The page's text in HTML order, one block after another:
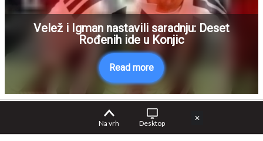
Velež i Igman nastavili saradnju: Deset
Rođenih ide u Konjic
Read more
Na vrh Desktop
✕